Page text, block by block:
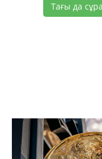
Тағы да